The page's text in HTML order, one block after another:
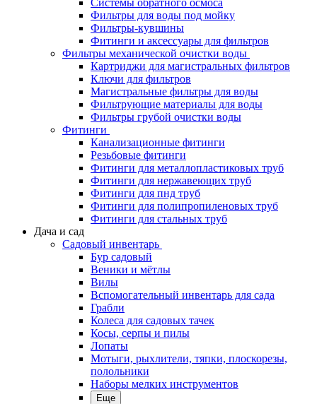
Фильтры для воды под мойку
Фильтры-кувшины
Фитинги и аксессуары для фильтров
Фильтры механической очистки воды
Картриджи для магистральных фильтров
Ключи для фильтров
Магистральные фильтры для воды
Фильтрующие материалы для воды
Фильтры грубой очистки воды
Фитинги
Канализационные фитинги
Резьбовые фитинги
Фитинги для металлопластиковых труб
Фитинги для нержавеющих труб
Фитинги для пнд труб
Фитинги для полипропиленовых труб
Фитинги для стальных труб
Дача и сад
Садовый инвентарь
Бур садовый
Веники и мётлы
Вилы
Вспомогательный инвентарь для сада
Грабли
Колеса для садовых тачек
Косы, серпы и пилы
Лопаты
Мотыги, рыхлители, тяпки, плоскорезы,
полольники
Наборы мелких инструментов
Еще